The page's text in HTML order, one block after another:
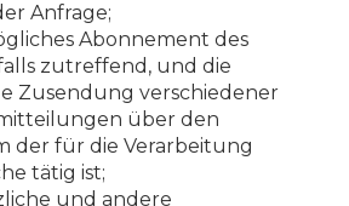
Anfrage;
Abonnement des
zutreffend, und die
Zusendung verschiedener
über den
der für die Verarbeitung
tätig ist;
und andere